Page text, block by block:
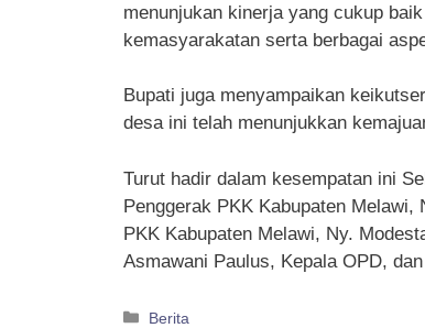
menunjukan kinerja yang cukup
kemasyarakatan serta berbagai
Bupati juga menyampaikan
desa ini telah menunjukkan
Turut hadir dalam kesempatan ini
Penggerak PKK Kabupaten
PKK Kabupaten Melawi, Ny.
Asmawani Paulus, Kepala OPD,
Kategori
Berita